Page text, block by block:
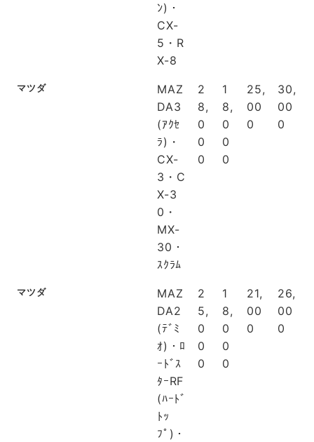
ﾝ)・
CX-
5・R
X-8
マツダ
MAZ
DA3
(ｱｸｾ
ﾗ)・
CX-
3・C
X-3
0・
MX-
30・
ｽｸﾗﾑ
2
8,
0
0
0
1
8,
0
0
0
25,
00
0
30,
00
0
マツダ
MAZ
DA2
(ﾃﾞﾐ
ｵ)・ﾛ
ｰﾄﾞｽ
ﾀｰRF
(ﾊｰﾄﾞ
ﾄｯ
ﾌﾟ)・
2
5,
0
0
0
1
8,
0
0
0
21,
00
0
26,
00
0